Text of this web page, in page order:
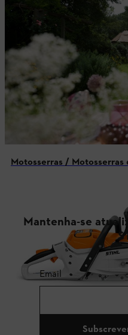
Motosserras / Motosserras
Mantenha-se
Email